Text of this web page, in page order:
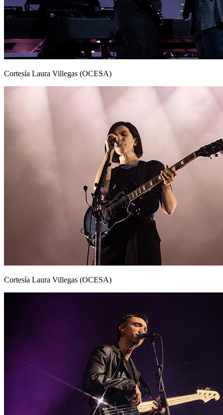
Cortesía Laura Villegas (OCESA)
Cortesía Laura Villegas (OCESA)